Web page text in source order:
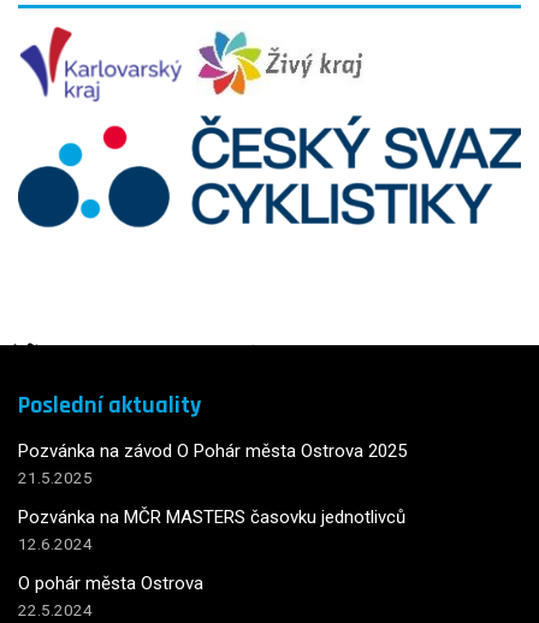
Poslední aktuality
Pozvánka na závod O Pohár města Ostrova 2025
21.5.2025
Pozvánka na MČR MASTERS časovku jednotlivců
12.6.2024
O pohár města Ostrova
22.5.2024